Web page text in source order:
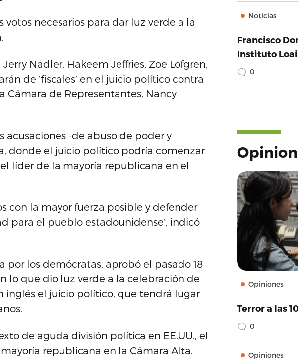
necesarios para dar luz verde a la
Nadler, Hakeem Jeffries, Zoe Lofgren,
de ‘fiscales’ en el juicio político contra
Cámara de Representantes, Nancy
acusaciones -de abuso de poder y
donde el juicio político podría comenzar
líder de la mayoría republicana en el
con la mayor fuerza posible y defender
para el pueblo estadounidense’, indicó
por los demócratas, aprobó el pasado 18
lo que dio luz verde a la celebración de
inglés el juicio político, que tendrá lugar
de aguda división política en EE.UU., el
republicana en la Cámara Alta.
Noticias
Francisco
Instituto
0
Opiniones
Terror a las
0
Opiniones